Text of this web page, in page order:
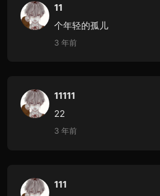
11
个年轻的孤儿
3 年前
11111
22
3 年前
111